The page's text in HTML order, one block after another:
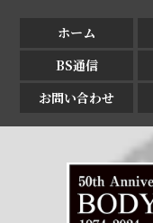
ホーム
BS通信
お問い合わせ